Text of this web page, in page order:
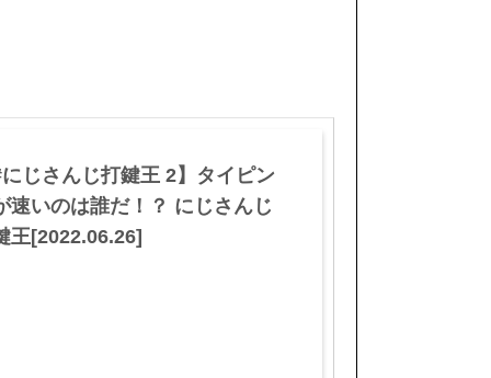
じさんじ打鍵王 2】タイピン
速いのは誰だ！？ にじさんじ
王[2022.06.26]